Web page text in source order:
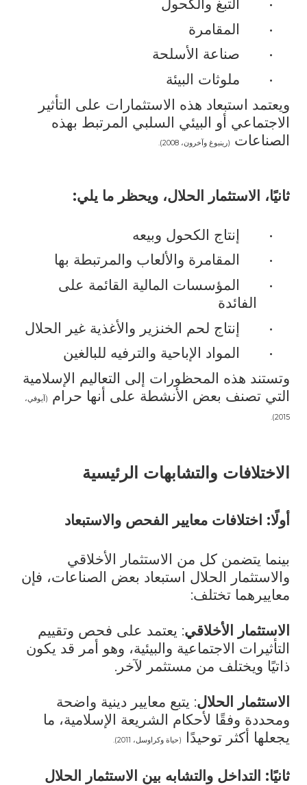
•
المقامرة
•
صناعة الأسلحة
•
ملوثات البيئة
ويعتمد استبعاد هذه الاستثمارات على التأثير
الاجتماعي أو البيئي السلبي المرتبط بهذه
الصناعات
(رينبوغ وآخرون، 2008).
ثانيًا، الاستثمار الحلال، ويحظر ما يلي:
•
إنتاج الكحول وبيعه
•
المقامرة والألعاب والمرتبطة بها
•
المؤسسات المالية القائمة على
الفائدة
•
إنتاج لحم الخنزير والأغذية غير الحلال
•
المواد الإباحية والترفيه للبالغين
وتستند هذه المحظورات إلى التعاليم الإسلامية
التي تصنف بعض الأنشطة على أنها حرام
(آيوفي،
2015).
الاختلافات والتشابهات الرئيسية
أولًا: اختلافات معايير الفحص والاستبعاد
بينما يتضمن كل من الاستثمار الأخلاقي
والاستثمار الحلال استبعاد بعض الصناعات، فإن
معاييرهما تختلف:
الاستثمار الأخلاقي: يعتمد على فحص وتقييم
التأثيرات الاجتماعية والبيئية، وهو أمر قد يكون
ذاتيًا ويختلف من مستثمر لآخر.
الاستثمار الحلال: يتبع معايير دينية واضحة
ومحددة وفقًا لأحكام الشريعة الإسلامية، ما
يجعلها أكثر توحيدًا
(حياة وكراوسل، 2011).
ثانيًا: التداخل والتشابه بين الاستثمار الحلال